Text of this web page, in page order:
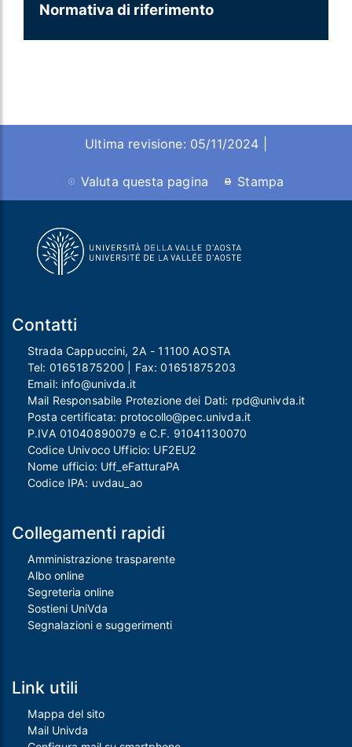
Normativa di riferimento
Ultima revisione: 05/11/2024 |
Valuta questa pagina Stampa
Contatti
Strada Cappuccini, 2A - 11100 AOSTA
Tel: 01651875200 | Fax:01651875203
Email: info@univda.it
Mail Responsabile Protezione dei Dati: rpd@univda.it
Posta certificata: protocollo@pec.univda.it
P.IVA 01040890079 e C.F. 91041130070
Codice Univoco Ufficio: UF2EU2
Nome ufficio: Uff_eFatturaPA
Codice IPA: uvdau_ao
Collegamenti rapidi
Amministrazione trasparente
Albo online
Segreteria online
Sostieni UniVda
Segnalazioni e suggerimenti
Link utili
Mappa del sito
Mail Univda